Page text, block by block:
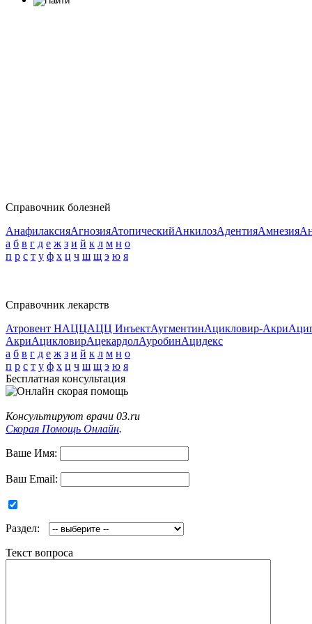
Справочник болезней
АнафилаксияАгнозияАтопическийАнкилозАдентияАмнезия
а б в г д е ж з и й к л м н о
п р с т у ф х ц ч ш щ э ю я
Справочник лекарств
Атровент НАЦЦАЦЦ ИнъектАугментинАцикловир-Акри
АкриАцикловирАцекардолАуробинАцидекс
а б в г д е ж з и й к л м н о
п р с т у ф х ц ч ш щ э ю я
Бесплатная консультация
Консультируют врачи 03.ru
Скорая Помощь Онлайн.
Ваше Имя:
Ваш Email:
Раздел:
Текст вопроса